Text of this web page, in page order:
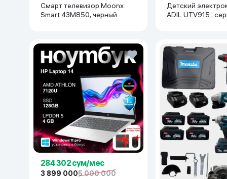
Смарт телевизор Moonx
Smart 43M850, черный
Детский
ADIL UTV915 ,
284 302 сум/мес
3 899 0005 000 000